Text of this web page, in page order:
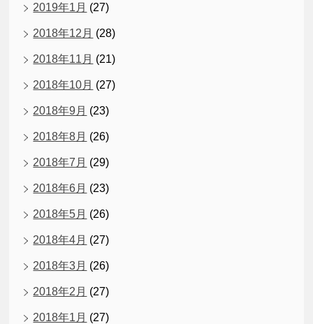
2019年1月 (27)
2018年12月 (28)
2018年11月 (21)
2018年10月 (27)
2018年9月 (23)
2018年8月 (26)
2018年7月 (29)
2018年6月 (23)
2018年5月 (26)
2018年4月 (27)
2018年3月 (26)
2018年2月 (27)
2018年1月 (27)